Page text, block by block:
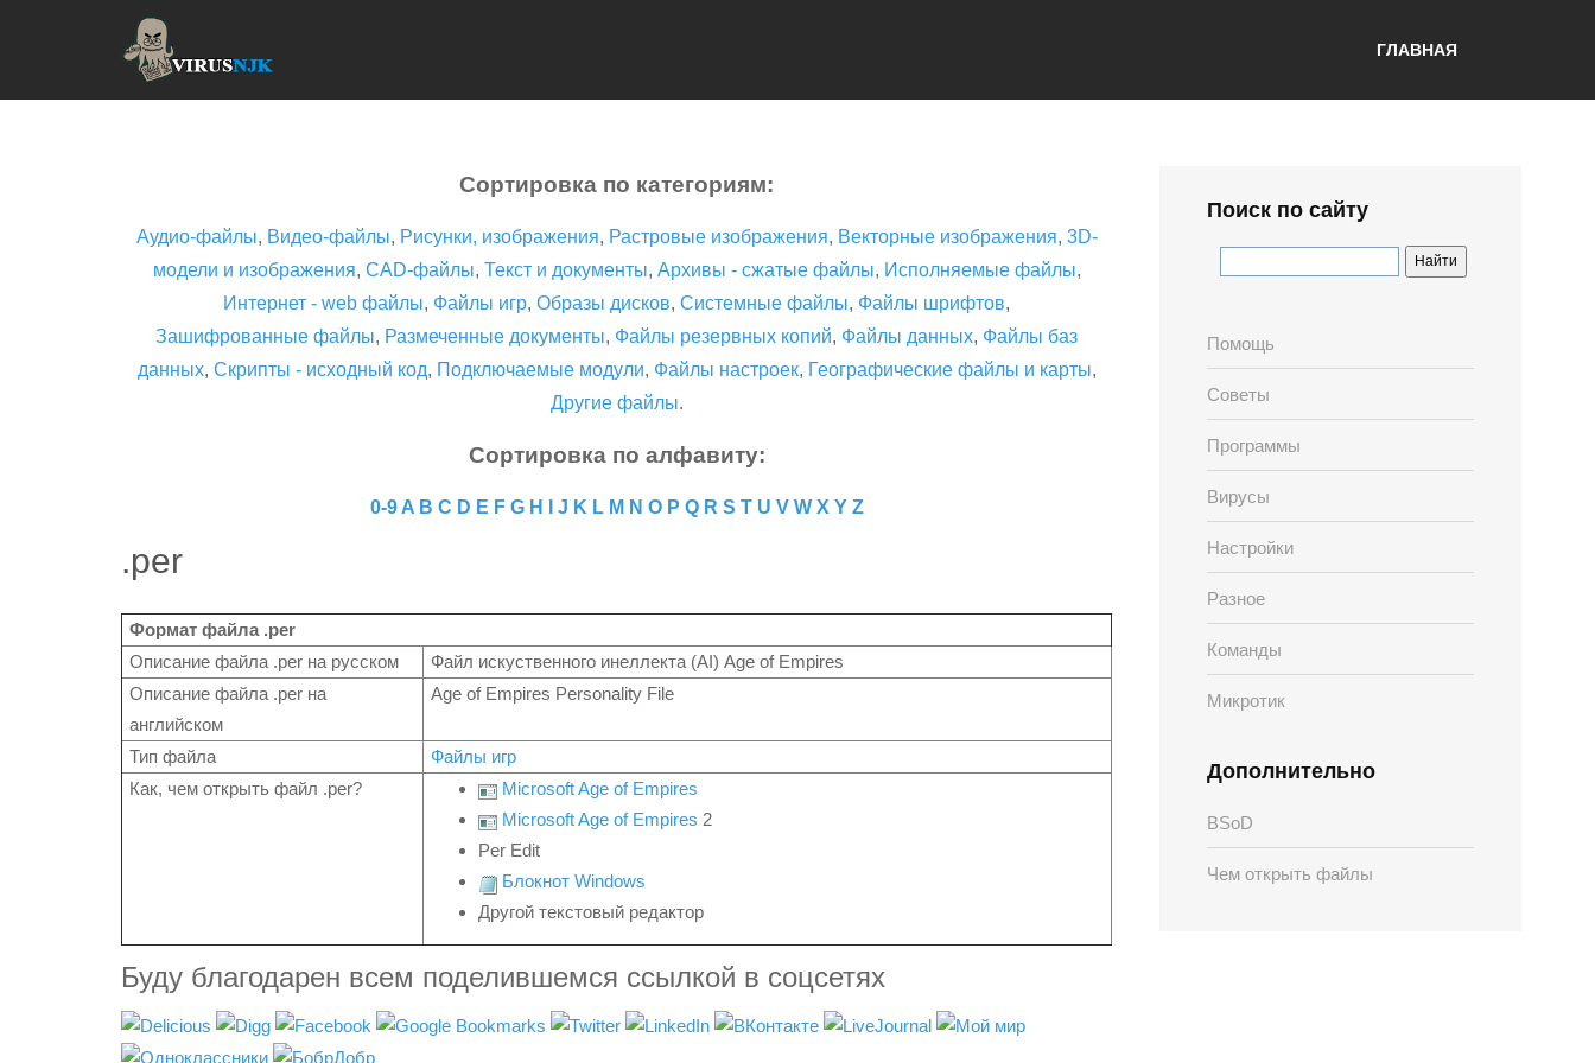
ГЛАВНАЯ
Сортировка по категориям:
Аудио-файлы, Видео-файлы, Рисунки, изображения, Растровые изображения, Векторные изображения, 3D-
модели и изображения, CAD-файлы, Текст и документы, Архивы - сжатые файлы, Исполняемые файлы,
Интернет - web файлы, Файлы игр, Образы дисков, Системные файлы, Файлы шрифтов,
Зашифрованные файлы, Размеченные документы, Файлы резервных копий, Файлы данных, Файлы баз
данных, Скрипты - исходный код, Подключаемые модули, Файлы настроек, Географические файлы и карты,
Другие файлы.
Сортировка по алфавиту:
0-9 A B C D E F G H J K L M N O P Q R S T U V W X Y Z
.per
Формат файла .per
Описание файла .per на русском
Файл искуственного инеллекта (AI) Age of Empires
Описание файла .per на
английском
Age of Empires Personality File
Тип файла
Файлы игр
Как, чем открыть файл .per?
Microsoft Age of Empires
Microsoft Age of Empires 2
Per Edit
Блокнот Windows
Другой текстовый редактор
Буду благодарен всем поделившемся ссылкой в соцсетях
Поиск по сайту
Помощь
Советы
Программы
Вирусы
Настройки
Разное
Команды
Микротик
Дополнительно
BSoD
Чем открыть файлы